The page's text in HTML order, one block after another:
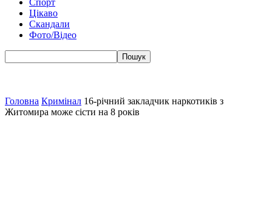
Спорт
Цікаво
Скандали
Фото/Відео
Головна Кримінал 16-річний закладчик наркотиків з
Житомира може сісти на 8 років